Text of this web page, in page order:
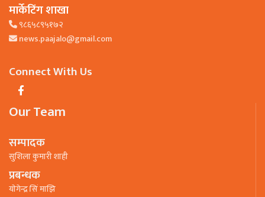
मार्केटिंग शाखा
९८६५८९५१७२
news.paajalo@gmail.com
Connect With Us
Our Team
सम्पादक
सुशिला कुमारी शाही
प्रबन्धक
याेगेन्द्र सिं माझि